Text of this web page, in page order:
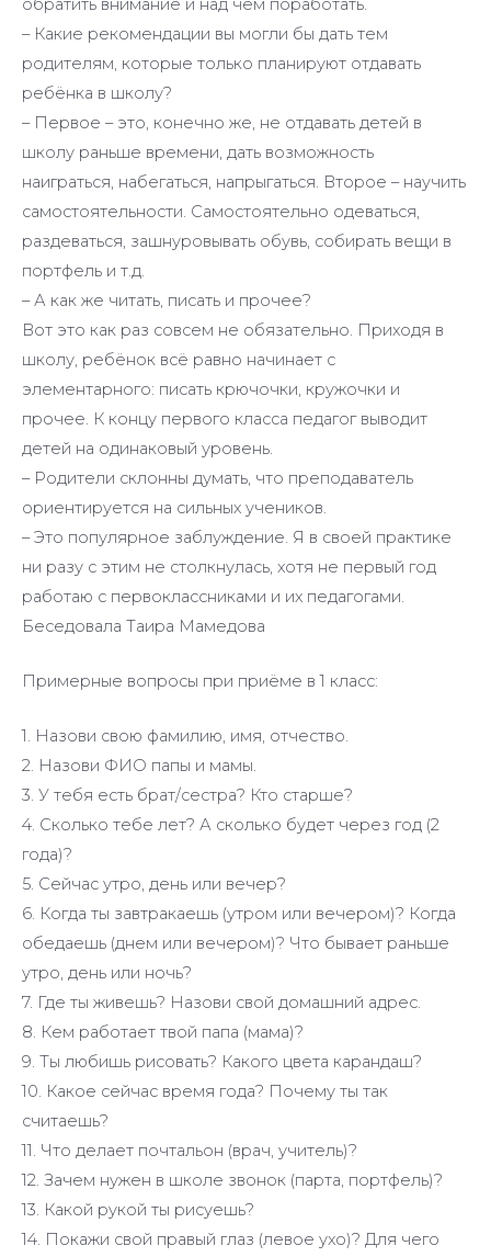
обратить внимание и над чем поработать.
– Какие рекомендации вы могли бы дать тем
родителям, которые только планируют отдавать
ребёнка в школу?
– Первое – это, конечно же, не отдавать детей в
школу раньше времени, дать возможность
наиграться, набегаться, напрыгаться. Второе – научить
самостоятельности. Самостоятельно одеваться,
раздеваться, зашнуровывать обувь, собирать вещи в
портфель и т.д.
– А как же читать, писать и прочее?
Вот это как раз совсем не обязательно. Приходя в
школу, ребёнок всё равно начинает с
элементарного: писать крючочки, кружочки и
прочее. К концу первого класса педагог выводит
детей на одинаковый уровень.
– Родители склонны думать, что преподаватель
ориентируется на сильных учеников.
– Это популярное заблуждение. Я в своей практике
ни разу с этим не столкнулась, хотя не первый год
работаю с первоклассниками и их педагогами.
Беседовала Таира Мамедова
Примерные вопросы при приёме в 1 класс:
1. Назови свою фамилию, имя, отчество.
2. Назови ФИО папы и мамы.
3. У тебя есть брат/сестра? Кто старше?
4. Сколько тебе лет? А сколько будет через год (2
года)?
5. Сейчас утро, день или вечер?
6. Когда ты завтракаешь (утром или вечером)? Когда
обедаешь (днем или вечером)? Что бывает раньше
утро, день или ночь?
7. Где ты живешь? Назови свой домашний адрес.
8. Кем работает твой папа (мама)?
9. Ты любишь рисовать? Какого цвета карандаш?
10. Какое сейчас время года? Почему ты так
считаешь?
11. Что делает почтальон (врач, учитель)?
12. Зачем нужен в школе звонок (парта, портфель)?
13. Какой рукой ты рисуешь?
14. Покажи свой правый глаз (левое ухо)? Для чего